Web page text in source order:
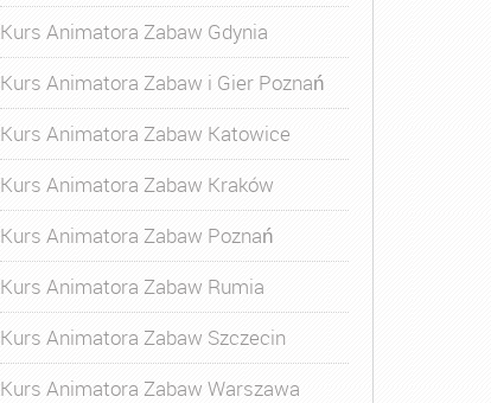
Kurs Animatora Zabaw Gdynia
Kurs Animatora Zabaw i Gier Poznań
Kurs Animatora Zabaw Katowice
Kurs Animatora Zabaw Kraków
Kurs Animatora Zabaw Poznań
Kurs Animatora Zabaw Rumia
Kurs Animatora Zabaw Szczecin
Kurs Animatora Zabaw Warszawa